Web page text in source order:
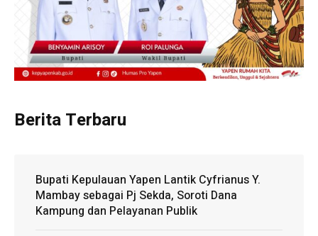
Berita Terbaru
Bupati Kepulauan Yapen Lantik Cyfrianus Y.
Mambay sebagai Pj Sekda, Soroti Dana
Kampung dan Pelayanan Publik